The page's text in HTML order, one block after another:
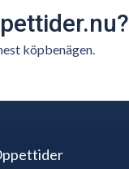
köpbenägen.